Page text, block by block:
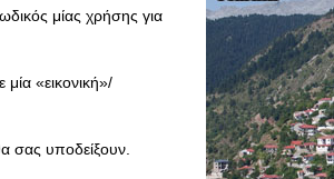
μίας χρήσης για
«εικονική»/
σας υποδείξουν.